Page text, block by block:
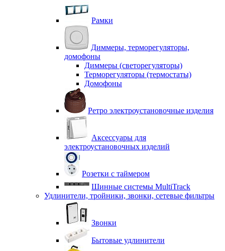
Рамки
Диммеры, терморегуляторы,
домофоны
Диммеры (светорегуляторы)
Терморегуляторы (термостаты)
Домофоны
Ретро электроустановочные изделия
Аксессуары для
электроустановочных изделий
Розетки с таймером
Шинные системы MultiTrack
Удлинители, тройники, звонки, сетевые фильтры
Звонки
Бытовые удлинители